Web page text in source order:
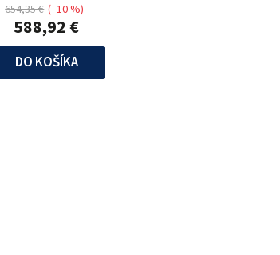
588,92 €
654,35 € (–10 %)
DO KOŠÍKA